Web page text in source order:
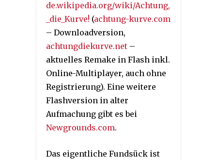
de.wikipedia.org/wiki/Achtung,
_die_Kurve! (achtung-kurve.com
– Downloadversion,
achtungdiekurve.net –
aktuelles Remake in Flash inkl.
Online-Multiplayer, auch ohne
Registrierung). Eine weitere
Flashversion in alter
Aufmachung gibt es bei
Newgrounds.com.
Das eigentliche Fundsück ist